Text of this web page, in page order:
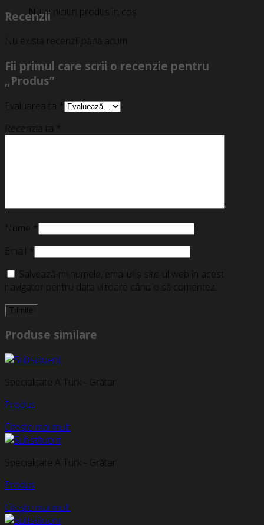
Nu ai niciun produs în coș.
Recenzii
Nu există recenzii până acum.
Fii primul care scrii o recenzie pentru
„Produs”
Evaluarea ta *
Recenzia ta *
Nume *
Email *
Salvează-mi numele, emailul și site-ul web în acest
navigator pentru data viitoare când o să comentez.
Produse similare
Specialitate A Turk - Grătar
Produs
Citește mai mult
Specialitate A Turk - Grătar
Produs
Citește mai mult